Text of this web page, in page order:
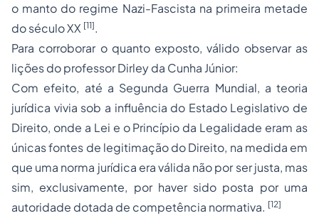
o manto do regime Nazi-Fascista na primeira metade
do século XX [11].
Para corroborar o quanto exposto, válido observar as
lições do professor Dirley da Cunha Júnior:
Com efeito, até a Segunda Guerra Mundial, a teoria
jurídica vivia sob a influência do Estado Legislativo de
Direito, onde a Lei e o Princípio da Legalidade eram as
únicas fontes de legitimação do Direito, na medida em
que uma norma jurídica era válida não por ser justa, mas
sim, exclusivamente, por haver sido posta por uma
autoridade dotada de competência normativa. [12]